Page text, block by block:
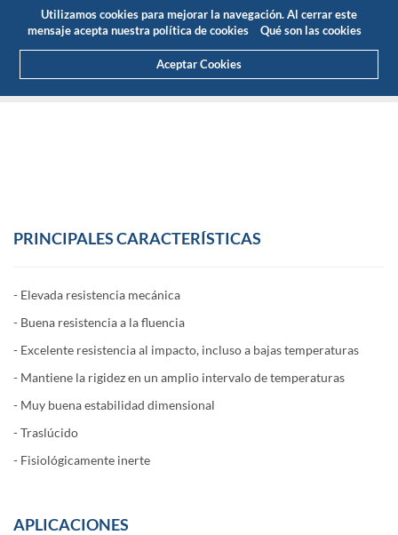
Utilizamos cookies para mejorar la navegación. Al cerrar este
mensaje acepta nuestra política de cookies
Qué son las cookies
Aceptar Cookies
Área Cliente
Presupuesto(0)
PRINCIPALES CARACTERÍSTICAS
- Elevada resistencia mecánica
- Buena resistencia a la fluencia
- Excelente resistencia al impacto, incluso a bajas temperaturas
- Mantiene la rigidez en un amplio intervalo de temperaturas
- Muy buena estabilidad dimensional
- Traslúcido
- Fisiológicamente inerte
APLICACIONES